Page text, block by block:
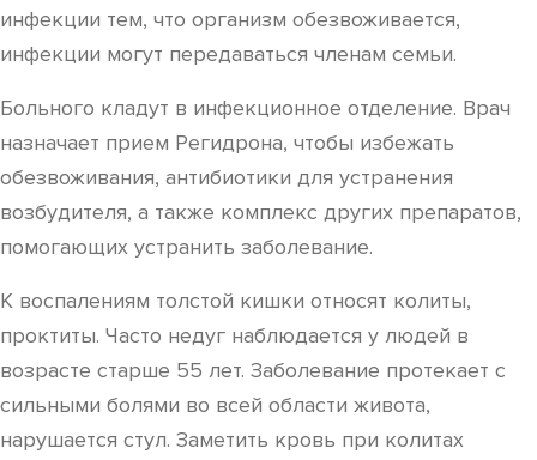
инфекции тем, что организм обезвоживается,
инфекции могут передаваться членам семьи.
Больного кладут в инфекционное отделение. Врач
назначает прием Регидрона, чтобы избежать
обезвоживания, антибиотики для устранения
возбудителя, а также комплекс других препаратов,
помогающих устранить заболевание.
К воспалениям толстой кишки относят колиты,
проктиты. Часто недуг наблюдается у людей в
возрасте старше 55 лет. Заболевание протекает с
сильными болями во всей области живота,
нарушается стул. Заметить кровь при колитах